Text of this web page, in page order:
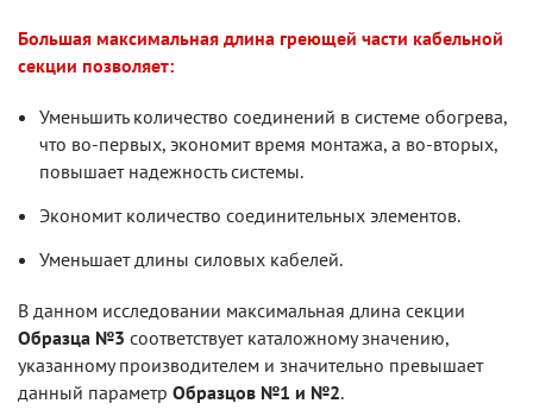
Большая максимальная длина греющей части кабельной
секции позволяет:
Уменьшить количество соединений в системе обогрева,
что во-первых, экономит время монтажа, а во-вторых,
повышает надежность системы.
Экономит количество соединительных элементов.
Уменьшает длины силовых кабелей.
В данном исследовании максимальная длина секции
Образца №3 соответствует каталожному значению,
указанному производителем и значительно превышает
данный параметр Образцов №1 и №2.